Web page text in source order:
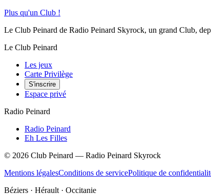
Plus qu'un Club !
Le Club Peinard de Radio Peinard Skyrock, un grand Club,
Le Club Peinard
Les jeux
Carte Privilège
S'inscrire
Espace privé
Radio Peinard
Radio Peinard
Eh Les Filles
© 2026 Club Peinard — Radio Peinard Skyrock
Mentions légalesConditions de servicePolitique de
Béziers · Hérault · Occitanie